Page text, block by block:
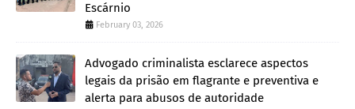
Escárnio
February 03, 2026
Advogado criminalista esclarece aspectos
legais da prisão em flagrante e preventiva e
alerta para abusos de autoridade